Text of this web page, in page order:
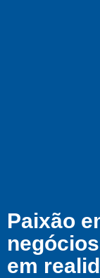
Paixão
negócios
em